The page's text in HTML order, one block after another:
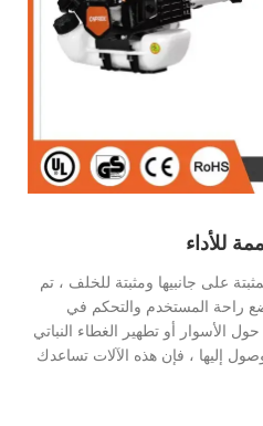
للأداء
على جانبيها ومثبتة للخلف ، تم
راحة المستخدم والتحكم في
الأسوار أو تطهير الغطاء النباتي
إليها ، فإن هذه الآلات تساعدك